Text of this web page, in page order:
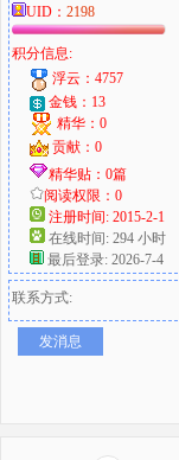
UID： 2198
积分信息:
浮云：4757
金钱：13
精华：0
贡献：0
精华贴：0篇
阅读权限：0
注册时间: 2015-2-1
在线时间: 294 小时
最后登录: 2026-7-4
联系方式:
发消息